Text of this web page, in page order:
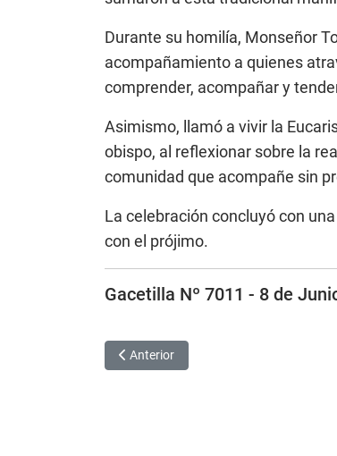
Durante su homilía, Monseñor
acompañamiento a quienes
comprender, acompañar y
Asimismo, llamó a vivir la
obispo, al reflexionar sobre la
comunidad que acompañe sin
La celebración concluyó con
con el prójimo.
Gacetilla Nº 7011 - 8 de
Artículo anterior: La Plaza Belgrano se
Anterior